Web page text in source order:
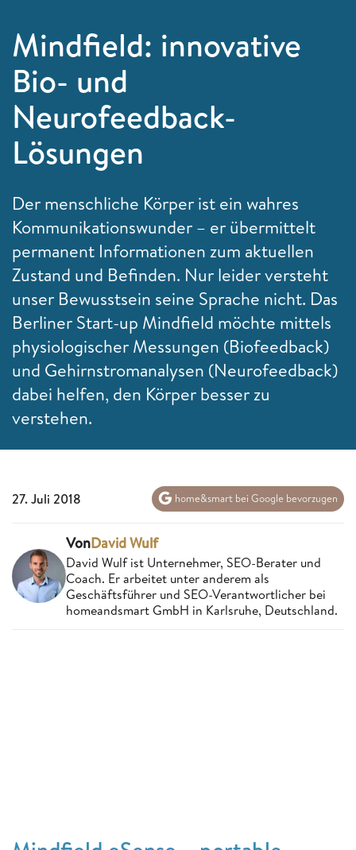
Mindfield: innovative
Bio- und
Neurofeedback-
Lösungen
Der menschliche Körper ist ein wahres
Kommunikationswunder – er übermittelt
permanent Informationen zum aktuellen
Zustand und Befinden. Nur leider versteht
unser Bewusstsein seine Sprache nicht. Das
Berliner Start-up Mindfield möchte mittels
physiologischer Messungen (Biofeedback)
und Gehirnstromanalysen (Neurofeedback)
dabei helfen, den Körper besser zu
verstehen.
27. Juli 2018 home&smart bei Google bevorzugen
VonDavid Wulf
David Wulf ist Unternehmer, SEO-Berater und
Coach. Er arbeitet unter anderem als
Geschäftsführer und SEO-Verantwortlicher bei
homeandsmart GmbH in Karlsruhe, Deutschland.